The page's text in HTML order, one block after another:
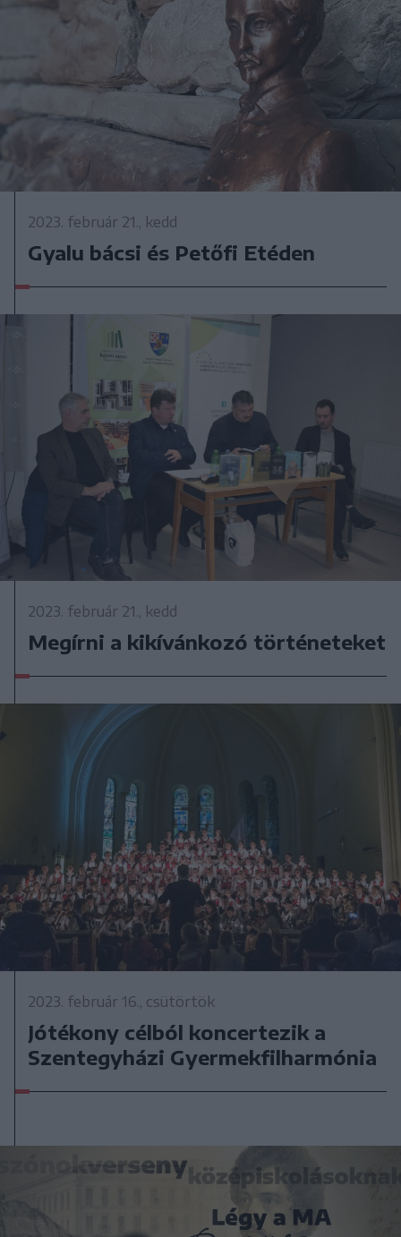
2023. február 21., kedd
Gyalu bácsi és Petőfi Etéden
2023. február 21., kedd
Megírni a kikívánkozó történeteket
2023. február 16., csütörtök
Jótékony célból koncertezik a
Szentegyházi Gyermekfilharmónia